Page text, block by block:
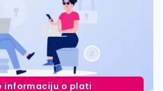
informaciju o plati